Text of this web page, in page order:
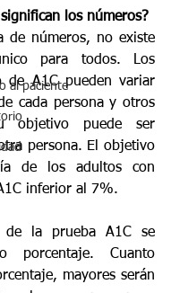
al paciente
los números?
de números, no existe
para todos. Los
de A1C pueden variar
cada persona y otros
objetivo puede ser
persona. El objetivo
de los adultos con
inferior al 7%.
de la prueba A1C se
porcentaje. Cuanto
mayores serán